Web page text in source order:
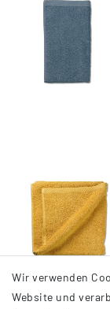
Wir verwenden
Website und